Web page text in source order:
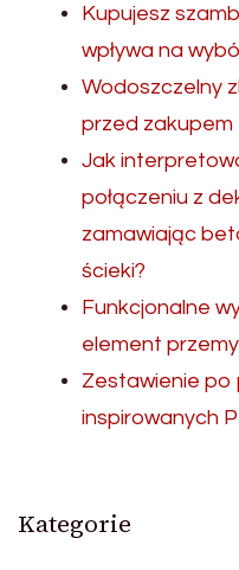
Kupujesz
wpływa na
Wodoszczelny
przed zakupem
Jak
połączeniu z
zamawiając
ścieki?
Funkcjonalne
element
Zestawienie po
inspirowanych
Kategorie